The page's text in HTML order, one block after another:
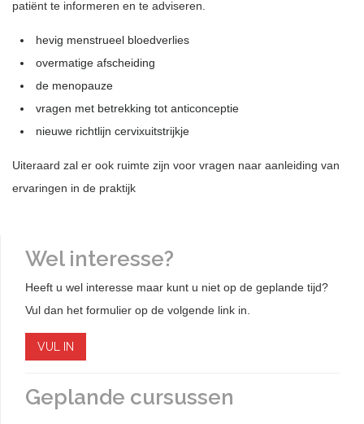
patiënt te informeren en te adviseren.
hevig menstrueel bloedverlies
overmatige afscheiding
de menopauze
vragen met betrekking tot anticonceptie
nieuwe richtlijn cervixuitstrijkje
Uiteraard zal er ook ruimte zijn voor vragen naar aanleiding van
ervaringen in de praktijk
Wel interesse?
Heeft u wel interesse maar kunt u niet op de geplande tijd?
Vul dan het formulier op de volgende link in.
VUL IN
Geplande cursussen